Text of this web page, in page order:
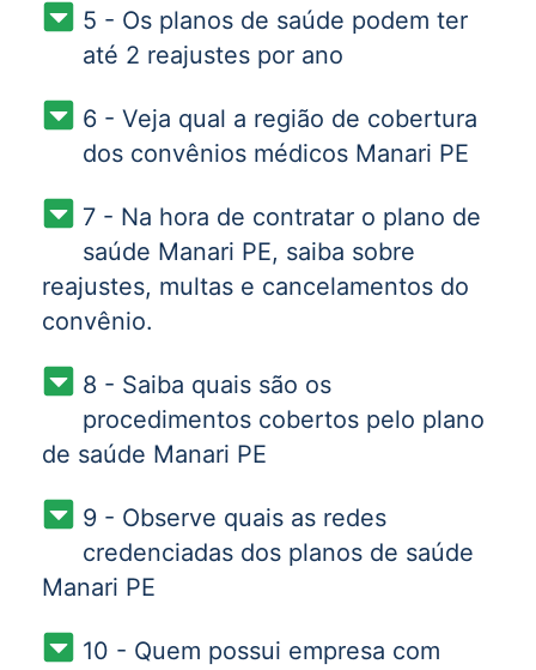
5 - Os planos de saúde podem ter
até 2 reajustes por ano
6 - Veja qual a região de cobertura
dos convênios médicos Manari PE
7 - Na hora de contratar o plano de
saúde Manari PE, saiba sobre
reajustes, multas e cancelamentos do
convênio.
8 - Saiba quais são os
procedimentos cobertos pelo plano
de saúde Manari PE
9 - Observe quais as redes
credenciadas dos planos de saúde
Manari PE
10 - Quem possui empresa com